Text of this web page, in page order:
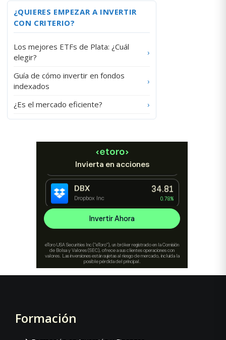
¿QUIERES EMPEZAR A INVERTIR
CON CRITERIO?
Los mejores ETFs de Plata: ¿Cuál
elegir?
›
Guía de cómo invertir en fondos
indexados
›
¿Es el mercado eficiente? ›
Footer
Formación